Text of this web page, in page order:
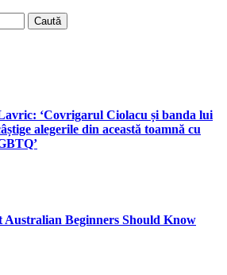
‘Covrigarul Ciolacu și banda lui
alegerile din această toamnă cu
Beginners Should Know